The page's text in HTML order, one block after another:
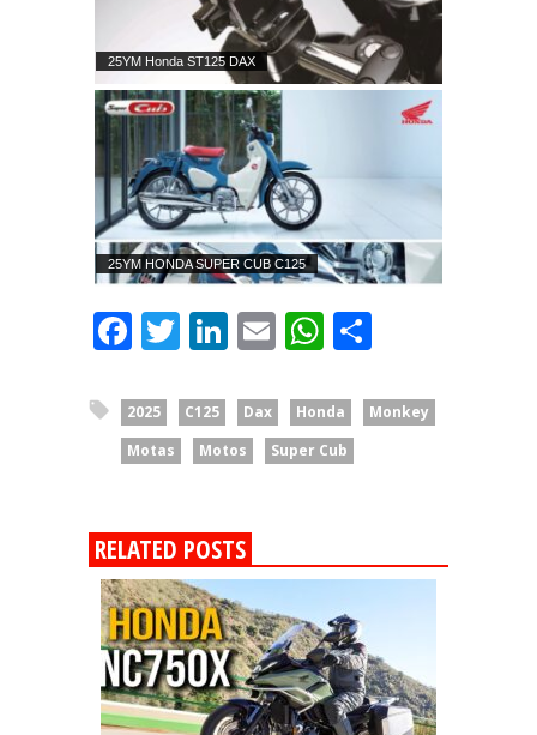
25YM Honda ST125 DAX
25YM HONDA SUPER CUB C125
Facebook
TwitterLinkedIn
EmailWhatsApp
2025 C125 Dax Honda
Monkey
Motas
Motos Super Cub
RELATED POSTS